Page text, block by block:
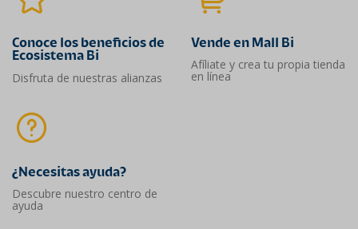
Conoce los beneficios de
Ecosistema Bi
Disfruta de nuestras alianzas
Vende en Mall Bi
Afíliate y crea tu propia tienda
en línea
¿Necesitas ayuda?​
Descubre nuestro centro de
ayuda